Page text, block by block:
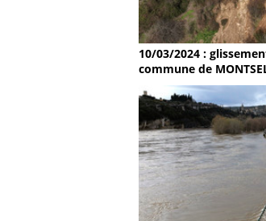
10/03/2024 :
commune de